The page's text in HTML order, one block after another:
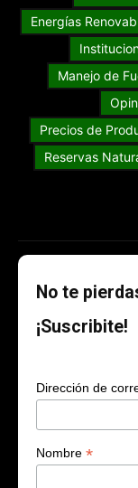
Energías
Manejo de
Precios de
Reservas
No te
¡Suscribite!
Dirección de
Nombre *